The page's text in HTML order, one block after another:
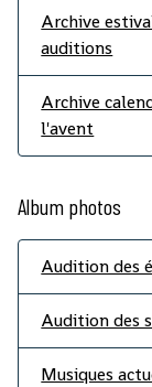
Archive
auditions
Archive
l'avent
Album photos
Audition des
Audition des
Musiques